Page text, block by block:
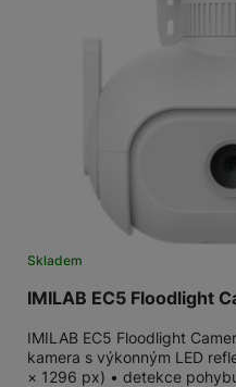
IMILAB EC5 Floodlight
Skladem
IMILAB EC5 Floodlight
kamera s výkonným LED
× 1296 px) • detekce